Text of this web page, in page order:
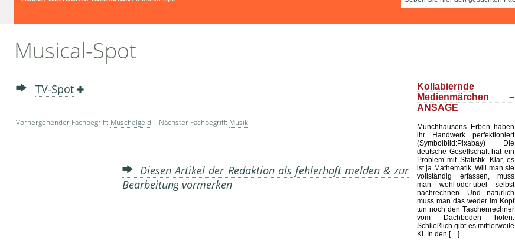
Musical-Spot
TV-Spot
Vorhergehender Fachbegriff: Muschelgeld | Nächster Fachbegriff: Musik
Diesen Artikel der Redaktion als fehlerhaft melden & zur
Bearbeitung vormerken
Kollabiernde
Medienmärchen –
ANSAGE
Münchhausens Erben haben
ihr Handwerk perfektioniert
(Symbolbild:Pixabay) Die
deutsche Gesellschaft hat ein
Problem mit Statistik. Klar, es
ist ja Mathematik. Will man sie
vollständig erfassen, muss
man – wohl oder übel – selbst
nachrechnen. Und natürlich
muss man das weder im Kopf
tun noch den Taschenrechner
vom Dachboden holen.
Schließlich gibt es mittlerweile
KI. In den […]